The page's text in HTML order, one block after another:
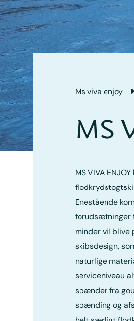
Ms viva enjoy
MS
MS VIVA
Enestående
forudsætninger
minder vil
skibsdesign,
naturlige
serviceniveau
spænder fra
spænding og